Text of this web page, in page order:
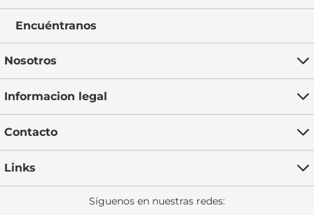
Encuéntranos
Nosotros
Informacion legal
Contacto
Links
Síguenos en nuestras redes: